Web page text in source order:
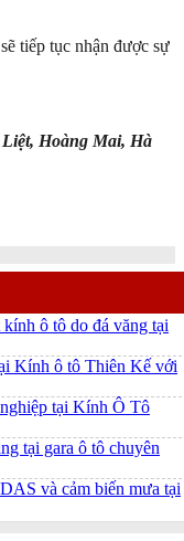
tiếp tục nhận được sự
Hoàng Mai, Hà
ô tô do đá văng tại
Kính ô tô Thiên Kế với
tại Kính Ô Tô
tại gara ô tô chuyên
và cảm biến mưa tại